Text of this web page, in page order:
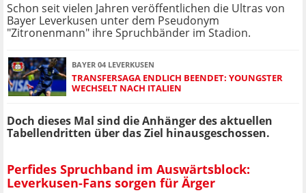
Schon seit vielen Jahren veröffentlichen die Ultras von
Bayer Leverkusen unter dem Pseudonym
"Zitronenmann" ihre Spruchbänder im Stadion.
BAYER 04 LEVERKUSEN
TRANSFERSAGA ENDLICH BEENDET: YOUNGSTER
WECHSELT NACH ITALIEN
Doch dieses Mal sind die Anhänger des aktuellen
Tabellendritten über das Ziel hinausgeschossen.
Perfides Spruchband im Auswärtsblock:
Leverkusen-Fans sorgen für Ärger